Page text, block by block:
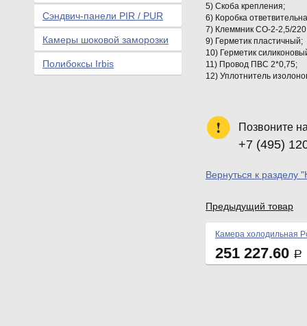
5) Скоба крепления;
6) Коробка
7) Клеммник СО-2-2,5/
9) Герметик пластичный;
10) Герметик
11) Провод ПВС 2*0,75;
12) Уплотнитель
Позвоните
+7 (495)
Вернуться к
Предыдущий товар
Камера холодильная
251 227.60 Р
Сэндвич-панели PIR / PUR
Камеры шоковой заморозки
Полибоксы Irbis